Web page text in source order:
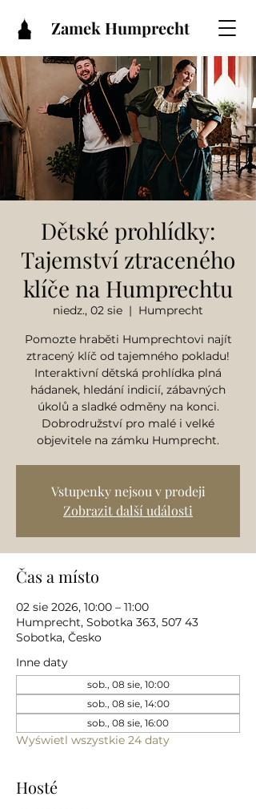
Zamek Humprecht
Dětské prohlídky:
Tajemství ztraceného
klíče na Humprechtu
niedz., 02 sie
  |
Humprecht
Pomozte hraběti Humprechtovi najít
ztracený klíč od tajemného pokladu!
Interaktivní dětská prohlídka plná
hádanek, hledání indicií, zábavných
úkolů a sladké odměny na konci.
Dobrodružství pro malé i velké
objevitele na zámku Humprecht.
Vstupenky nejsou v prodeji
Zobrazit další události
Čas a místo
02 sie 2026, 10:00 – 11:00
Humprecht, Sobotka 363, 507 43
Sobotka, Česko
Inne daty
sob., 08 sie, 10:00
sob., 08 sie, 14:00
sob., 08 sie, 16:00
Wyświetl wszystkie 24 daty
Hosté